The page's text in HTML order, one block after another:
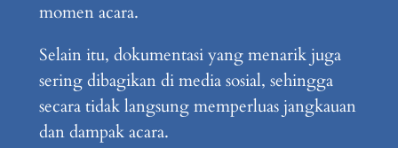
momen acara.
Selain itu, dokumentasi yang menarik juga
sering dibagikan di media sosial, sehingga
secara tidak langsung memperluas jangkauan
dan dampak acara.